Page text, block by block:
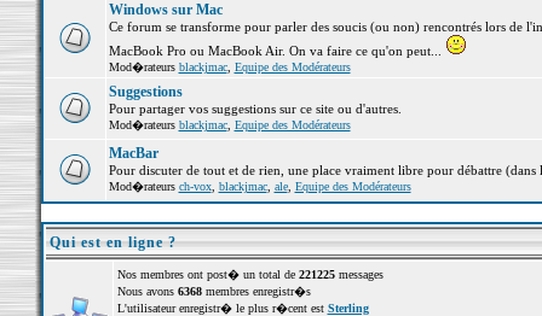
Windows sur Mac
Ce forum se transforme pour parler des soucis (ou non) rencontrés lors de
MacBook Pro ou MacBook Air. On va faire ce qu'on peut...
Mod�rateurs blackjmac, Equipe des Modérateurs
Suggestions
Pour partager vos suggestions sur ce site ou d'autres.
Mod�rateurs blackjmac, Equipe des Modérateurs
MacBar
Pour discuter de tout et de rien, une place vraiment libre pour débattre (dans
Mod�rateurs ch-vox, blackjmac, ale, Equipe des Modérateurs
Qui est en ligne ?
Nos membres ont post� un total de 221225messages
Nous avons 6368membres enregistr�s
L'utilisateur enregistr� le plus r�cent est Sterling